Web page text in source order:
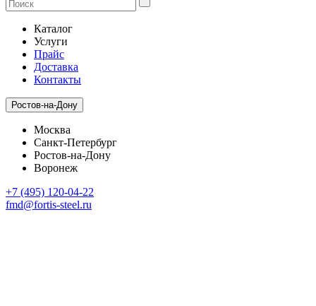
Каталог
Услуги
Прайс
Доставка
Контакты
Ростов-на-Дону
Москва
Санкт-Петербург
Ростов-на-Дону
Воронеж
+7 (495) 120-04-22
fmd@fortis-steel.ru